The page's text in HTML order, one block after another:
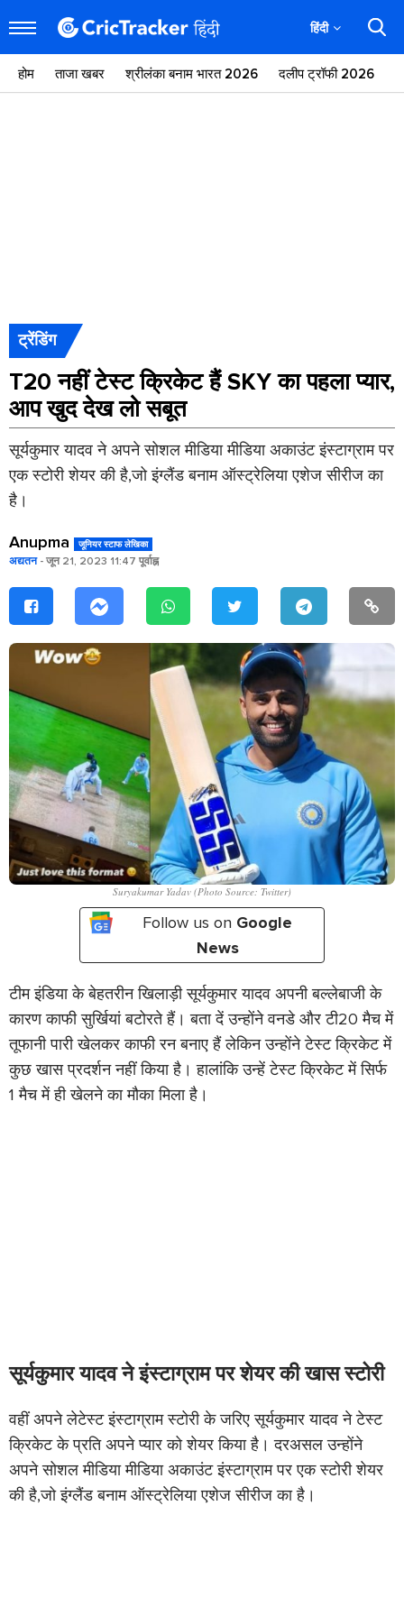
हिंदी
होम ताजा खबर श्रीलंका बनाम भारत 2026 दलीप ट्रॉफी 2026
ट्रेंडिंग
T20 नहीं टेस्ट क्रिकेट हैं SKY का पहला प्यार,
आप खुद देख लो सबूत
सूर्यकुमार यादव ने अपने सोशल मीडिया मीडिया अकाउंट इंस्टाग्राम पर
एक स्टोरी शेयर की है,जो इंग्लैंड बनाम ऑस्ट्रेलिया एशेज सीरीज का
है।
Anupma जूनियर स्टाफ लेखिका
अद्यतन- जून 21, 2023 11:47 पूर्वाह्न
Suryakumar Yadav (Photo Source: Twitter)
Follow us on Google
News
टीम इंडिया के बेहतरीन खिलाड़ी सूर्यकुमार यादव अपनी बल्लेबाजी के
कारण काफी सुर्खियां बटोरते हैं। बता दें उन्होंने वनडे और टी20 मैच में
तूफानी पारी खेलकर काफी रन बनाए हैं लेकिन उन्होंने टेस्ट क्रिकेट में
कुछ खास प्रदर्शन नहीं किया है। हालांकि उन्हें टेस्ट क्रिकेट में सिर्फ
1 मैच में ही खेलने का मौका मिला है।
सूर्यकुमार यादव ने इंस्टाग्राम पर शेयर की खास स्टोरी
वहीं अपने लेटेस्ट इंस्टाग्राम स्टोरी के जरिए सूर्यकुमार यादव ने टेस्ट
क्रिकेट के प्रति अपने प्यार को शेयर किया है। दरअसल उन्होंने
अपने सोशल मीडिया मीडिया अकाउंट इंस्टाग्राम पर एक स्टोरी शेयर
की है,जो इंग्लैंड बनाम ऑस्ट्रेलिया एशेज सीरीज का है।